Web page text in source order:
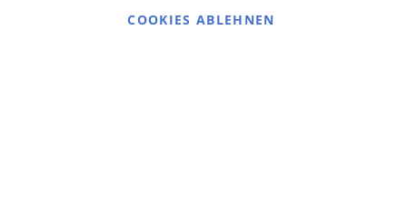
Cookie EinstellungenCOOKIES ABLEHNEN